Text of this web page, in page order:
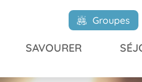
Groupes
SAVOURER